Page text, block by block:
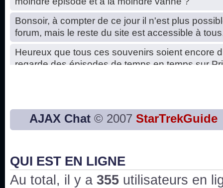
Bonsoir, à compter de ce jour il n'est plus
forum, mais le reste du site est accessible à
Heureux que tous ces souvenirs soient encore
regarde des épisodes de temps en temps sur
Bon, 2020, ça n'a pas trop marché. JE vous
issus des saisons 6; 7 et 8 !
Bonne année 2020 !
AJAX Chat © 2007 StarTrekGuide
QUI EST EN LIGNE
Au total, il y a 355 utilisateurs en